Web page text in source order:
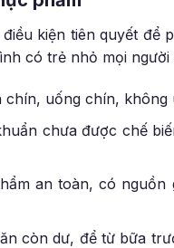
kiện tiên quyết
có trẻ nhỏ mọi người
uống chín, không
chưa được chế
an toàn, có
còn dư, để từ bữa